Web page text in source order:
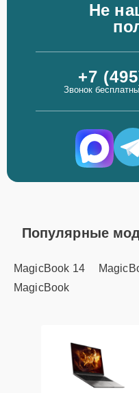
Не
+7
Звонок
Популярные
MagicBook 14
MagicBook